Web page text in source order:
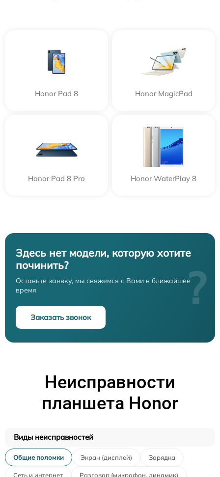
Honor Pad 8 Honor MagicPad
Honor Pad 8 Pro Honor WaterPlay 8
Здесь нет модели, которую хотите
починить?
Оставьте заявку, мы свяжемся с Вами в ближайшее
время
Заказать звонок
?
Неисправности
планшета Honor
Виды неисправностей
Общие поломки Экран (дисплей) Зарядка
Сеть и интернет Разговор (микрофон, динамик)